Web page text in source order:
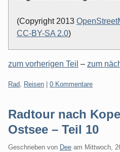
(Copyright 2013
CC-BY-SA 2.0)
zum vorherigen Teil – zum
Kategorien:
Rad, Reisen 0 Kommentare
Radtour nach
Ostsee – Teil 10
Geschrieben von Dee am Mittwoch,